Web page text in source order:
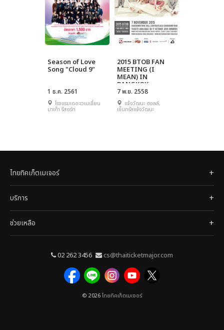
Season of Love
Song "Cloud 9"
1 ธ.ค. 2561
โรงแรมเดอะเวเนเชี่ยน
มาเก๊า รีสอร์ท
2015 BTOB FAN
MEETING (I
MEAN) IN
BANGKOK
7 พ.ย. 2558
แจ้งวัฒนะ ฮอลล์,
เซ็นทรัลแจ้งวัฒนะ
ไทยทิคเก็ตเมเจอร์
บริการ
ช่วยเหลือ
02 262 3456 cs@thaiticketmajor.com
© 2026ไทยทิคเก็ตเมเจอร์